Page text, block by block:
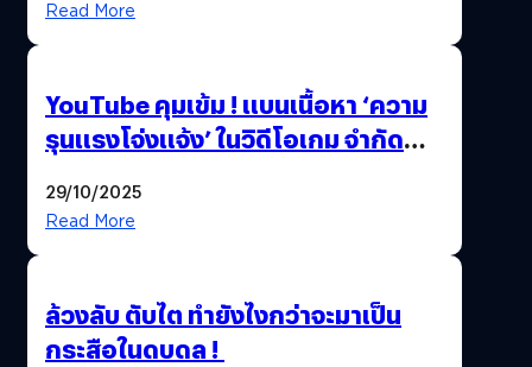
Read More
YouTube คุมเข้ม ! แบนเนื้อหา ‘ความ
รุนแรงโจ่งแจ้ง’ ในวิดีโอเกม จำกัด
29/10/2025
Read More
ล้วงลับ ตับไต ทำยังไงกว่าจะมาเป็น
กระสือในดบดล !